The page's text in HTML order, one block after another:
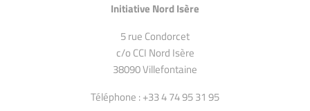
Initiative Nord Isère
5 rue Condorcet
c/o CCI Nord Isère
38090 Villefontaine
Téléphone : +33 4 74 95 31 95